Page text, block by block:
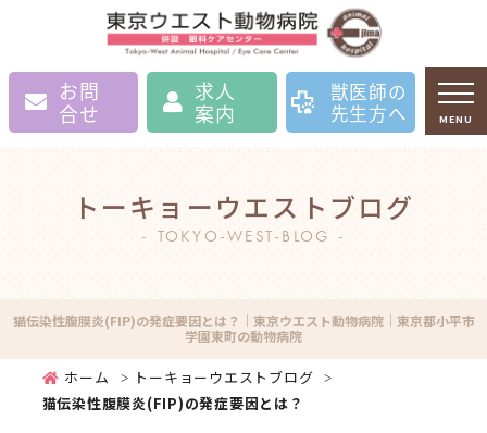
猫伝染性腹膜炎(FIP)の発症要因とは？｜東京ウエスト動物病院｜東京都小平市
学園東町の動物病院
お問
合せ
求人
案内
獣医師の
先生方へ
MENU
トーキョーウエストブログ
TOKYO-WEST-BLOG
ホーム
トーキョーウエストブログ
猫伝染性腹膜炎(FIP)の発症要因とは？